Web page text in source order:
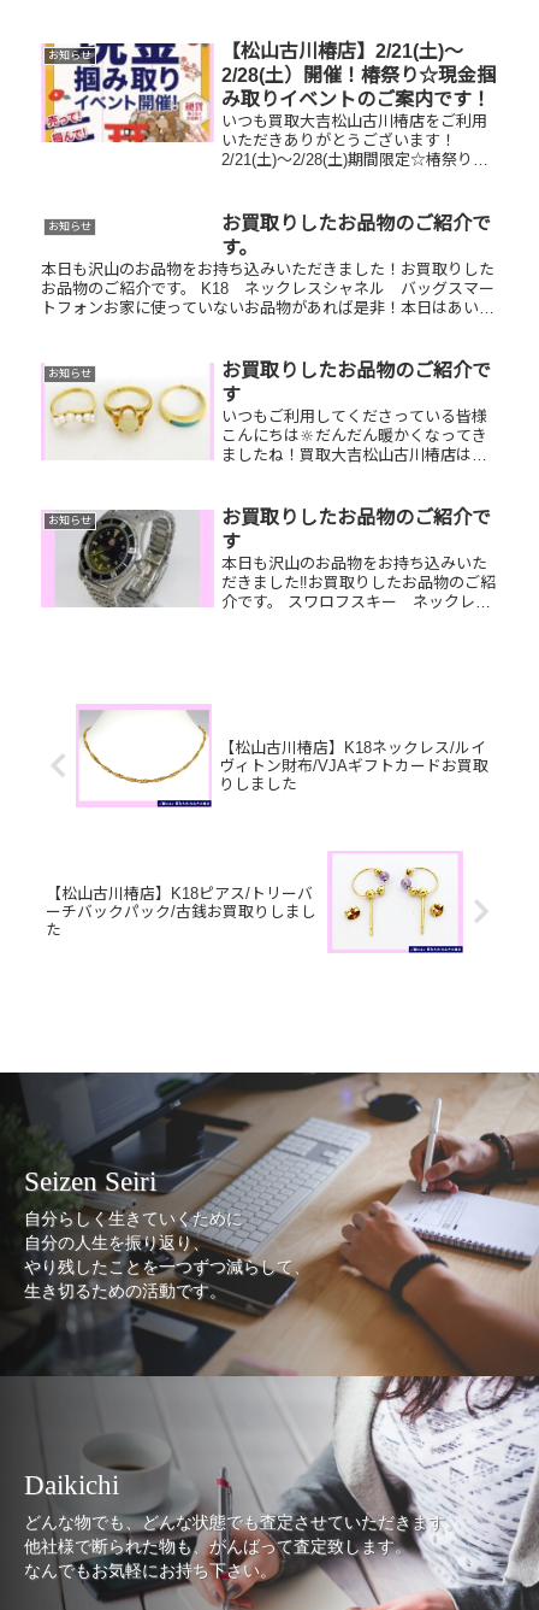
品物はございませんか？ぜひ買取大吉
松山古川椿店にお査定させて...
お知らせ
【松山古川椿店】2/21(土)～
2/28(土）開催！椿祭り☆現金掴
み取りイベントのご案内です！
いつも買取大吉松山古川椿店をご利用
いただきありがとうございます！
2/21(土)～2/28(土)期間限定☆椿祭り☆
円以上ご成約のお客様限定でご参加い
ただけます😌(金券類...
お知らせ
お買取りしたお品物のご紹介で
す。
本日も沢山のお品物をお持ち込みいただきました！お買取りした
お品物のご紹介です。 K18 ネックレスシャネル バッグスマー
トフォンお家に使っていないお品物があれば是非！本日はあいに
お知らせ
お買取りしたお品物のご紹介で
す
いつもご利用してくださっている皆様
こんにちは🔆だんだん暖かくなってき
ましたね！買取大吉松山古川椿店は本
っているお品物はございませんか？そ
のお品物ぜひ！買取大吉松山古川椿
店...
お知らせ
お買取りしたお品物のご紹介で
す
本日も沢山のお品物をお持ち込みいた
だきました‼️お買取りしたお品物のご紹
介です。 スワロフスキー ネックレス/
【松山古川椿店】K18ネックレス/ルイ
ヴィトン財布/VJAギフトカードお買取
りしました
【松山古川椿店】K18ピアス/トリーバ
ーチバックパック/古銭お買取りしまし
た
Seizen Seiri
自分らしく生きていくために
自分の人生を振り返り、
やり残したことを一つずつ減らして、
生き切るための活動です。
Daikichi
どんな物でも、どんな状態でも査定させていただきます。
他社様で断られた物も、がんばって査定致します。
なんでもお気軽にお持ち下さい。